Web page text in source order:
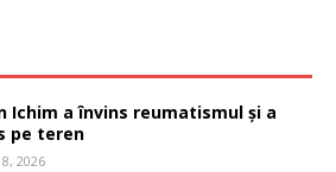
Ichim a învins reumatismul și a
pe teren
2026